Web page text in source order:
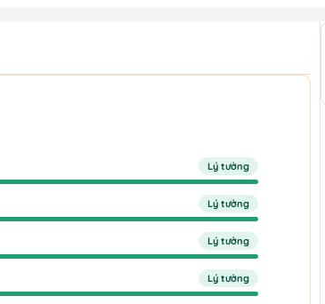
Lý tưởng
Lý tưởng
Lý tưởng
Lý tưởng